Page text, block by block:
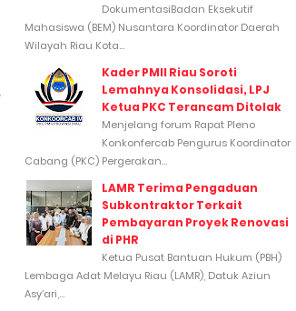
DokumentasiBadan Eksekutif
Mahasiswa (BEM) Nusantara Koordinator Daerah
Wilayah Riau Kota...
Kader PMII Riau Soroti
Lemahnya Konsolidasi, LPJ
Ketua PKC Terancam Ditolak
Menjelang forum Rapat Pleno
Konkonfercab Pengurus Koordinator
Cabang (PKC) Pergerakan...
LAMR Terima Pengaduan
Subkontraktor Terkait
Pembayaran Proyek Renovasi
di PHR
Ketua Pusat Bantuan Hukum (PBH)
Lembaga Adat Melayu Riau (LAMR), Datuk Aziun
Asy’ari,...